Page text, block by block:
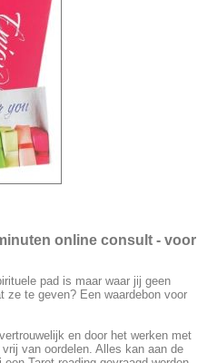
online consult - voor
pad is maar waar jij geen
ze te geven? Een waardebon voor
en door het werken met
van oordelen. Alles kan aan de